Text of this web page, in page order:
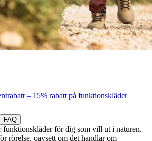
– 15% rabatt på funktionskläder
FAQ
funktionskläder för dig som vill ut i naturen.
rörelse, oavsett om det handlar om